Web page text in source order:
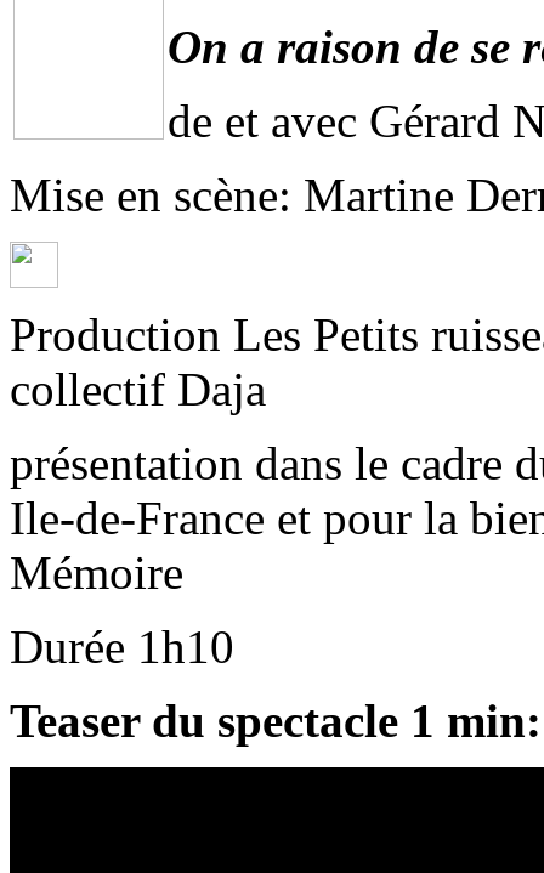
On a raison de se
de et avec Gérard
Mise en scène: Martine
Production Les Petits
collectif Daja
présentation dans le cadre
Ile-de-France et pour la
Mémoire
Durée 1h10
Teaser du spectacle 1 min: